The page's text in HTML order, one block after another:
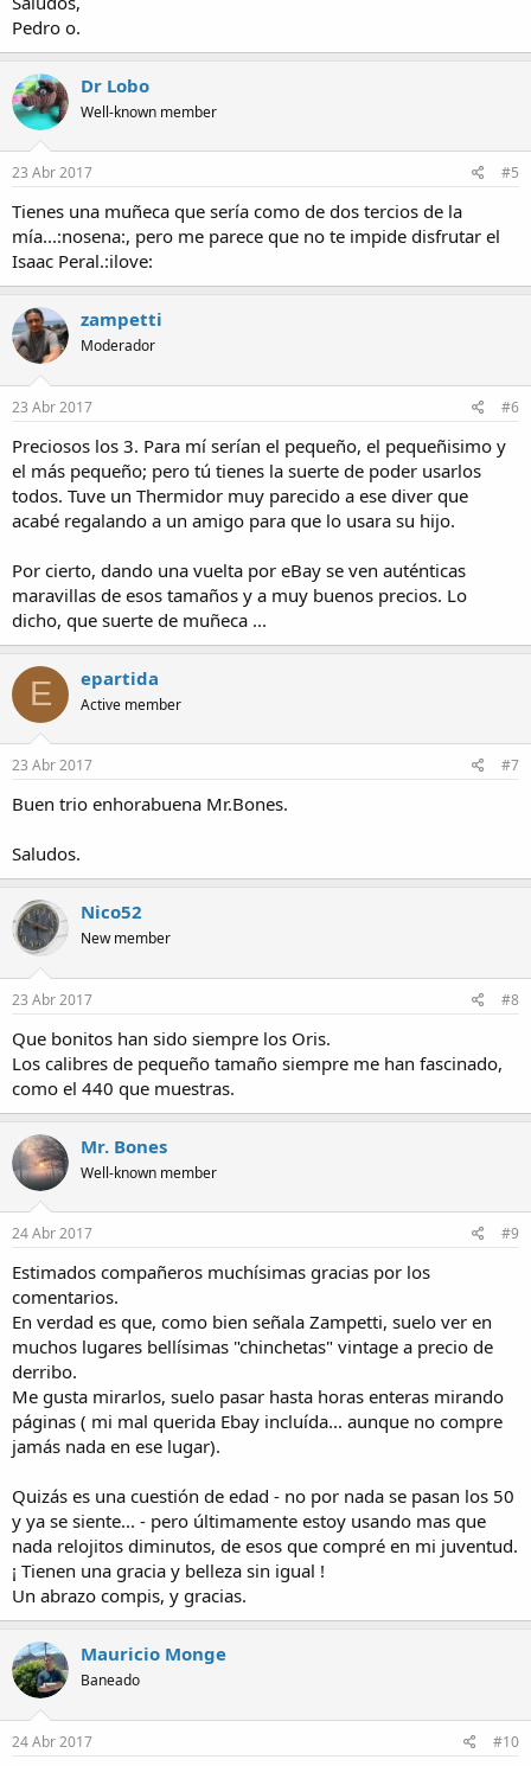
Pedro o.
Dr Lobo
Well-known member
23 Abr 2017 #5
Tienes una muñeca que sería como de dos tercios de la
mía...:nosena:, pero me parece que no te impide disfrutar el
Isaac Peral.:ilove:
zampetti
Moderador
23 Abr 2017 #6
Preciosos los 3. Para mí serían el pequeño, el pequeñisimo y
el más pequeño; pero tú tienes la suerte de poder usarlos
todos. Tuve un Thermidor muy parecido a ese diver que
acabé regalando a un amigo para que lo usara su hijo.
Por cierto, dando una vuelta por eBay se ven auténticas
maravillas de esos tamaños y a muy buenos precios. Lo
dicho, que suerte de muñeca ...
E epartida
Active member
23 Abr 2017 #7
Buen trio enhorabuena Mr.Bones.
Saludos.
Nico52
New member
23 Abr 2017 #8
Que bonitos han sido siempre los Oris.
Los calibres de pequeño tamaño siempre me han fascinado,
como el 440 que muestras.
Mr. Bones
Well-known member
24 Abr 2017 #9
Estimados compañeros muchísimas gracias por los
comentarios.
En verdad es que, como bien señala Zampetti, suelo ver en
muchos lugares bellísimas "chinchetas" vintage a precio de
derribo.
Me gusta mirarlos, suelo pasar hasta horas enteras mirando
páginas ( mi mal querida Ebay incluída... aunque no compre
jamás nada en ese lugar).
Quizás es una cuestión de edad - no por nada se pasan los 50
y ya se siente... - pero últimamente estoy usando mas que
nada relojitos diminutos, de esos que compré en mi juventud.
¡ Tienen una gracia y belleza sin igual !
Un abrazo compis, y gracias.
Mauricio Monge
Baneado
24 Abr 2017 #10